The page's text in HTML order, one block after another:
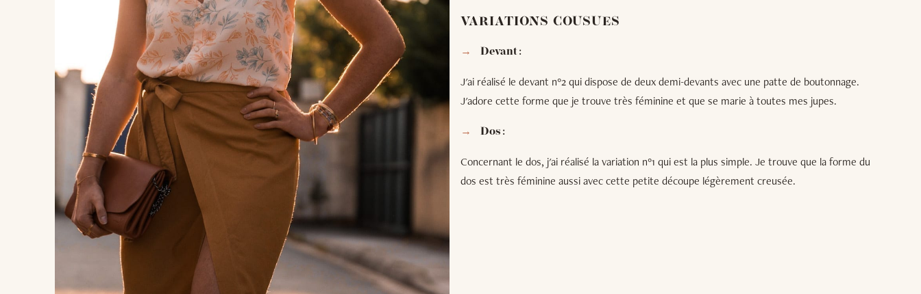
VARIATIONS COUSUES
Devant :
J'ai réalisé le devant n°2 qui dispose de deux demi-devants avec une patte de boutonnage.
J'adore cette forme que je trouve très féminine et que se marie à toutes mes jupes.
Dos :
Concernant le dos, j'ai réalisé la variation n°1 qui est la plus simple. Je trouve que la forme du
dos est très féminine aussi avec cette petite découpe légèrement creusée.